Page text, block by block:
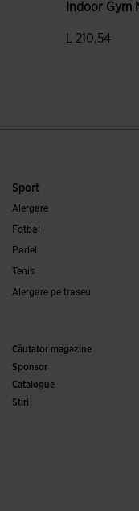
Indoor Gym
L 210,54
Sport
Alergare
Fotbal
Padel
Tenis
Alergare pe traseu
Căutator magazine
Sponsor
Catalogue
Stiri